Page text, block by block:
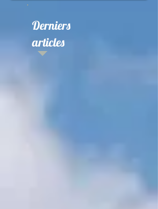
Derniers
articles